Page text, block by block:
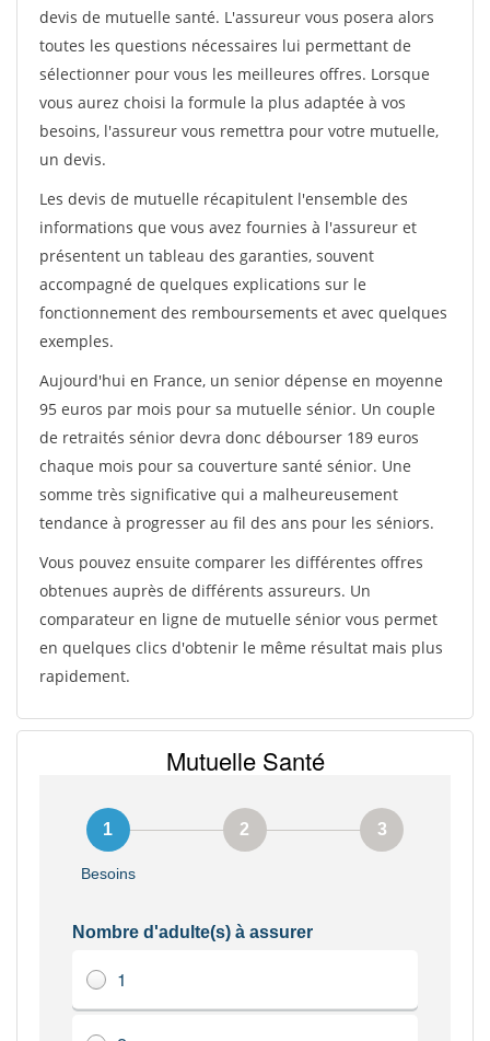
devis de mutuelle santé. L'assureur vous posera alors
toutes les questions nécessaires lui permettant de
sélectionner pour vous les meilleures offres. Lorsque
vous aurez choisi la formule la plus adaptée à vos
besoins, l'assureur vous remettra pour votre mutuelle,
un devis.
Les devis de mutuelle récapitulent l'ensemble des
informations que vous avez fournies à l'assureur et
présentent un tableau des garanties, souvent
accompagné de quelques explications sur le
fonctionnement des remboursements et avec quelques
exemples.
Aujourd'hui en France, un senior dépense en moyenne
95 euros par mois pour sa mutuelle sénior. Un couple
de retraités sénior devra donc débourser 189 euros
chaque mois pour sa couverture santé sénior. Une
somme très significative qui a malheureusement
tendance à progresser au fil des ans pour les séniors.
Vous pouvez ensuite comparer les différentes offres
obtenues auprès de différents assureurs. Un
comparateur en ligne de mutuelle sénior vous permet
en quelques clics d'obtenir le même résultat mais plus
rapidement.